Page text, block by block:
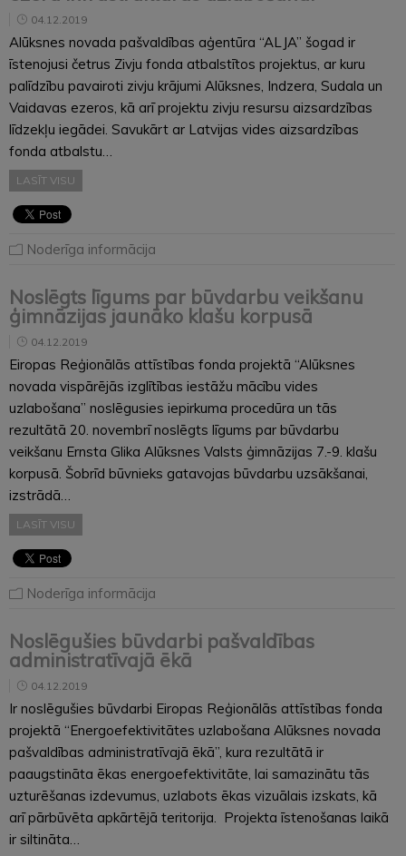
04.12.2019
Alūksnes novada pašvaldības aģentūra “ALJA” šogad ir
īstenojusi četrus Zivju fonda atbalstītos projektus, ar kuru
palīdzību pavairoti zivju krājumi Alūksnes, Indzera, Sudala un
Vaidavas ezeros, kā arī projektu zivju resursu aizsardzības
līdzekļu iegādei. Savukārt ar Latvijas vides aizsardzības
fonda atbalstu…
LASĪT VISU
Noderīga informācija
Noslēgts līgums par būvdarbu veikšanu
ģimnāzijas jaunāko klašu korpusā
04.12.2019
Eiropas Reģionālās attīstības fonda projektā “Alūksnes
novada vispārējās izglītības iestāžu mācību vides
uzlabošana” noslēgusies iepirkuma procedūra un tās
rezultātā 20. novembrī noslēgts līgums par būvdarbu
veikšanu Ernsta Glika Alūksnes Valsts ģimnāzijas 7.-9. klašu
korpusā. Šobrīd būvnieks gatavojas būvdarbu uzsākšanai,
izstrādā…
LASĪT VISU
Noderīga informācija
Noslēgušies būvdarbi pašvaldības
administratīvajā ēkā
04.12.2019
Ir noslēgušies būvdarbi Eiropas Reģionālās attīstības fonda
projektā “Energoefektivitātes uzlabošana Alūksnes novada
pašvaldības administratīvajā ēkā”, kura rezultātā ir
paaugstināta ēkas energoefektivitāte, lai samazinātu tās
uzturēšanas izdevumus, uzlabots ēkas vizuālais izskats, kā
arī pārbūvēta apkārtējā teritorija. Projekta īstenošanas laikā
ir siltināta…